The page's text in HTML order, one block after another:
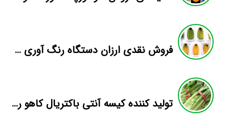
فروش نقدی ارزان دستگاه رنگ آوری میوه
تولید کننده کیسه آنتی باکتریال کاهو رومانو